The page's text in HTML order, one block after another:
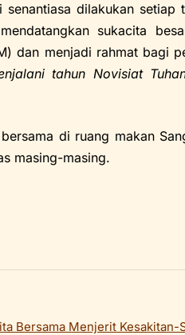
dilakukan setiap
sukacita
dan menjadi rahmat bagi
tahun Novisiat
di ruang makan
masing-masing.
Bersama Menjerit Kesakitan-